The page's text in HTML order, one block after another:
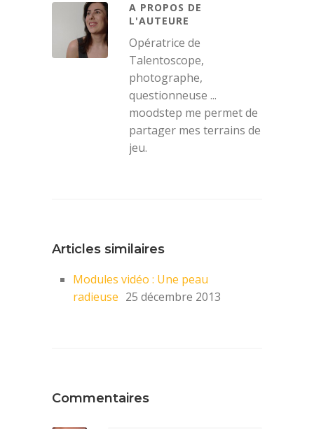
A PROPOS DE
L'AUTEURE
Opératrice de
Talentoscope,
photographe,
questionneuse ...
moodstep me permet de
partager mes terrains de
jeu.
Articles similaires
Modules vidéo : Une peau
radieuse 25 décembre 2013
Commentaires